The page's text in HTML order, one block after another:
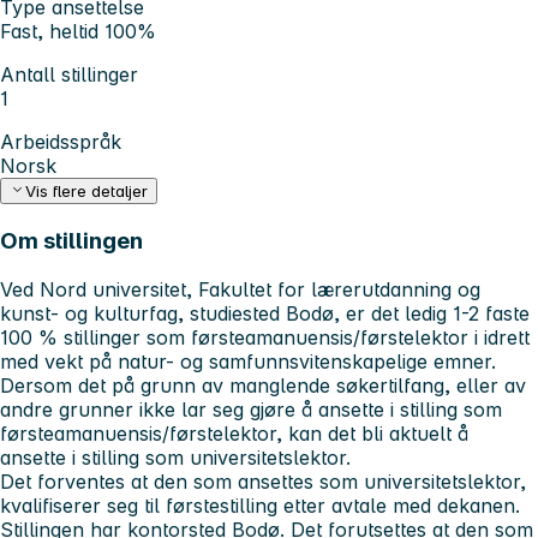
Type ansettelse
Fast, heltid 100%
Antall stillinger
1
Arbeidsspråk
Norsk
Vis flere detaljer
Om stillingen
Ved Nord universitet, Fakultet for lærerutdanning og
kunst- og kulturfag, studiested Bodø, er det ledig 1-2 faste
100 % stillinger som førsteamanuensis/førstelektor i idrett
med vekt på natur- og samfunnsvitenskapelige emner.
Dersom det på grunn av manglende søkertilfang, eller av
andre grunner ikke lar seg gjøre å ansette i stilling som
førsteamanuensis/førstelektor, kan det bli aktuelt å
ansette i stilling som universitetslektor.
Det forventes at den som ansettes som universitetslektor,
kvalifiserer seg til førstestilling etter avtale med dekanen.
Stillingen har kontorsted Bodø. Det forutsettes at den som